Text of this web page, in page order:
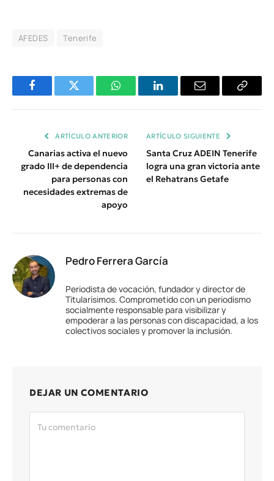
AFEDES Tenerife
FacebookTwitter WhatsAppLinkedInEmail
Copiar
ARTÍCULO ANTERIOR
Canarias activa el nuevo
grado III+ de dependencia
para personas con
necesidades extremas de
apoyo
ARTÍCULO SIGUIENTE
Santa Cruz ADEIN Tenerife
logra una gran victoria ante
el Rehatrans Getafe
Pedro Ferrera García
Periodista de vocación, fundador y director de
Titularísimos. Comprometido con un periodismo
socialmente responsable para visibilizar y
empoderar a las personas con discapacidad, a los
colectivos sociales y promover la inclusión.
DEJAR UN COMENTARIO